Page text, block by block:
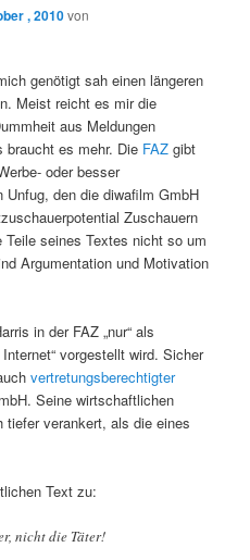
, 2010von
genötigt sah einen längeren
Meist reicht es mir die
aus Meldungen
braucht es mehr. Die FAZ gibt
oder besser
den die diwafilm GmbH
Zuschauern
seines Textes nicht so um
Argumentation und Motivation
in der FAZ „nur“ als
vorgestellt wird. Sicher
vertretungsberechtigter
Seine wirtschaftlichen
tiefer verankert, als die eines
Text zu:
nicht die Täter!